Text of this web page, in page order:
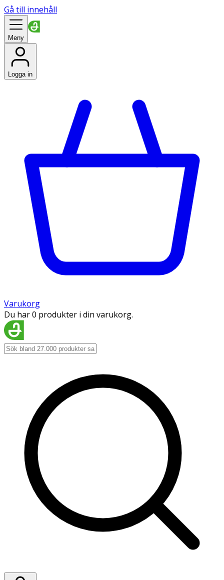
Gå till innehåll
Meny
Logga in
Varukorg
Du har 0 produkter i din varukorg.